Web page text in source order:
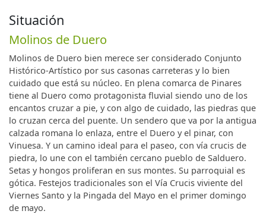
Situación
Molinos de Duero
Molinos de Duero bien merece ser considerado Conjunto
Histórico-Artístico por sus casonas carreteras y lo bien
cuidado que está su núcleo. En plena comarca de Pinares
tiene al Duero como protagonista fluvial siendo uno de los
encantos cruzar a pie, y con algo de cuidado, las piedras que
lo cruzan cerca del puente. Un sendero que va por la antigua
calzada romana lo enlaza, entre el Duero y el pinar, con
Vinuesa. Y un camino ideal para el paseo, con vía crucis de
piedra, lo une con el también cercano pueblo de Salduero.
Setas y hongos proliferan en sus montes. Su parroquial es
gótica. Festejos tradicionales son el Vía Crucis viviente del
Viernes Santo y la Pingada del Mayo en el primer domingo
de mayo.